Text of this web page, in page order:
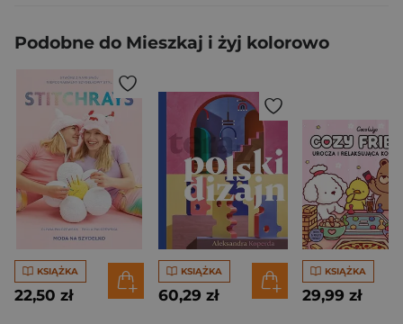
Podobne do Mieszkaj i żyj kolorowo
KSIĄŻKA
22,50 zł
KSIĄŻKA
60,29 zł
KSIĄŻKA
29,99 zł